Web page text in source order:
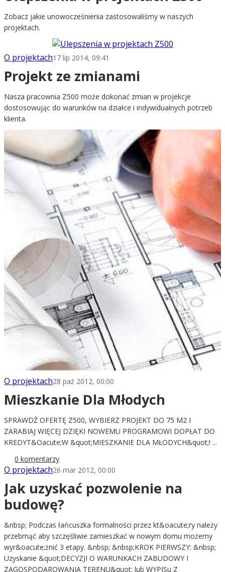
Zobacz jakie unowocześnienia zastosowaliśmy w naszych
projektach.
O projektach17 lip 2014, 09:41
Projekt ze zmianami
Nasza pracownia Z500 może dokonać zmian w projekcje
dostosowując do warunków na działce i indywidualnych potrzeb
klienta.
O projektach28 paź 2012, 00:00
Mieszkanie Dla Młodych
SPRAWDŹ OFERTĘ Z500, WYBIERZ PROJEKT DO 75 M2 I
ZARABIAJ WIĘCEJ DZIĘKI NOWEMU PROGRAMOWI DOPŁAT DO
KREDYT&Oacute;W &quot;MIESZKANIE DLA MŁODYCH&quot;! ...
0 komentarzy
O projektach26 mar 2012, 00:00
Jak uzyskać pozwolenie na
budowę?
&nbsp; Podczas łańcuszka formalności przez kt&oacute;ry należy
przebrnąć aby szczęśliwie zamieszkać w nowym domu możemy
wyr&oacute;żnić 3 etapy. &nbsp; &nbsp;KROK PIERWSZY: &nbsp;
Uzyskanie &quot;DECYZJI O WARUNKACH ZABUDOWY I
ZAGOSPODAROWANIA TERENU&quot; lub WYPISu Z